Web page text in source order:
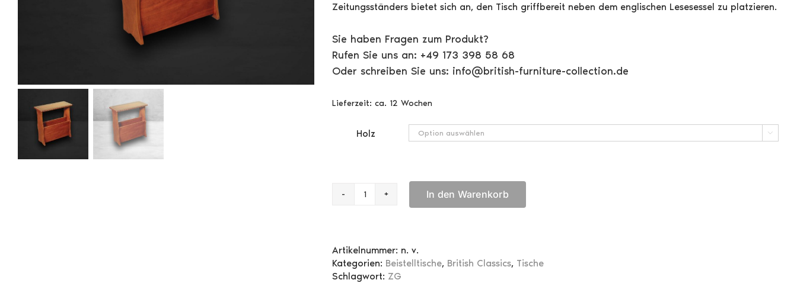
Zeitungsständers bietet sich an, den Tisch griffbereit neben dem englischen Lesesessel zu platzieren.
Sie haben Fragen zum Produkt?
Rufen Sie uns an: +49 173 398 58 68
Oder schreiben Sie uns: info@british-furniture-collection.de
Lieferzeit: ca. 12 Wochen
Holz 
ZeitungsständerIn den Warenkorb
Artikelnummer: n. v.
Kategorien: Beistelltische, British Classics, Tische
Schlagwort: ZG